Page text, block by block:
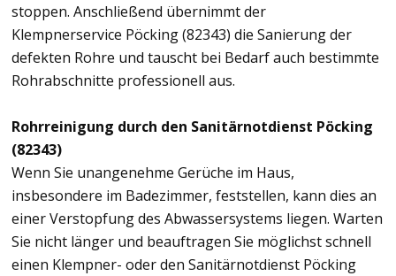
stoppen. Anschließend übernimmt der
Klempnerservice Pöcking (82343) die Sanierung der
defekten Rohre und tauscht bei Bedarf auch bestimmte
Rohrabschnitte professionell aus.
Rohrreinigung durch den Sanitärnotdienst Pöcking
(82343)
Wenn Sie unangenehme Gerüche im Haus,
insbesondere im Badezimmer, feststellen, kann dies an
einer Verstopfung des Abwassersystems liegen. Warten
Sie nicht länger und beauftragen Sie möglichst schnell
einen Klempner- oder den Sanitärnotdienst Pöcking